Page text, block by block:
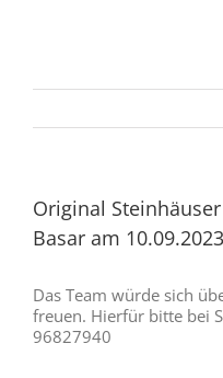
Original
Basar am 10.09.2023
Das Team würde sich
freuen. Hierfür bitte bei
96827940